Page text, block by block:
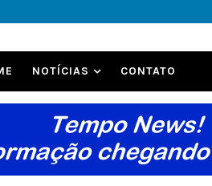
NOTÍCIAS CONTATO